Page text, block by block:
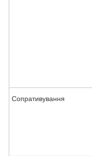
Сопративування